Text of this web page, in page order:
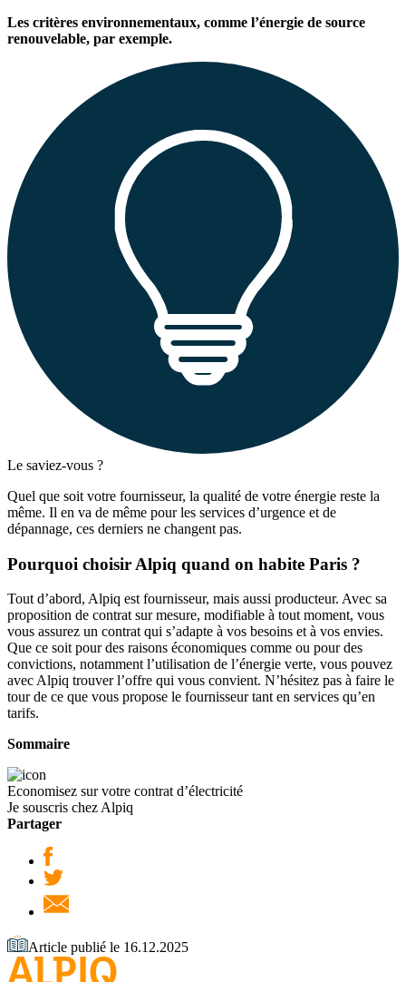
Les critères environnementaux, comme l’énergie de source
renouvelable, par exemple.
Le saviez-vous ?
Quel que soit votre fournisseur, la qualité de votre énergie reste la
même. Il en va de même pour les services d’urgence et de
dépannage, ces derniers ne changent pas.
Pourquoi choisir Alpiq quand on habite Paris ?
Tout d’abord, Alpiq est fournisseur, mais aussi producteur. Avec sa
proposition de contrat sur mesure, modifiable à tout moment, vous
vous assurez un contrat qui s’adapte à vos besoins et à vos envies.
Que ce soit pour des raisons économiques comme ou pour des
convictions, notamment l’utilisation de l’énergie verte, vous pouvez
avec Alpiq trouver l’offre qui vous convient. N’hésitez pas à faire le
tour de ce que vous propose le fournisseur tant en services qu’en
tarifs.
Sommaire
Economisez sur votre contrat d’électricité
Je souscris chez Alpiq
Partager
Article publié le 16.12.2025